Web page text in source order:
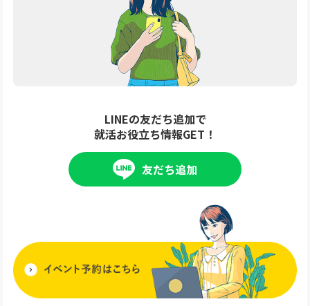
LINEの友だち追加で
就活お役立ち情報GET！
友だち追加